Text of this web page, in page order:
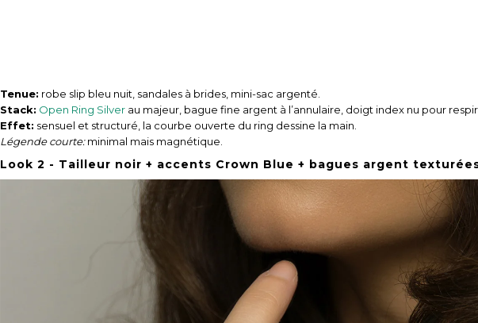
Tenue: robe slip bleu nuit, sandales à brides, mini-sac argenté.
Stack: Open Ring Silverau majeur, bague fine argent à l’annulaire, doigt index nu pour
Effet: sensuel et structuré, la courbe ouverte du ring dessine la main.
Légende courte:minimal mais magnétique.
Look 2 - Tailleur noir + accents Crown Blue + bagues argent